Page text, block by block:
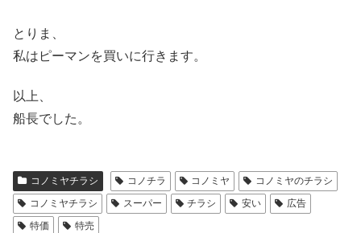
とりま、
私はピーマンを買いに行きます。
以上、
船長でした。
コノミヤチラシ コノチラ コノミヤ
コノミヤのチラシ
コノミヤチラシ
スーパー チラシ 安い
広告
特価
特売